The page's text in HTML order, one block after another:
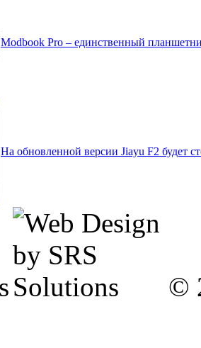
Modbook Pro – единственный
На обновленной версии Jiayu F2 будет
©